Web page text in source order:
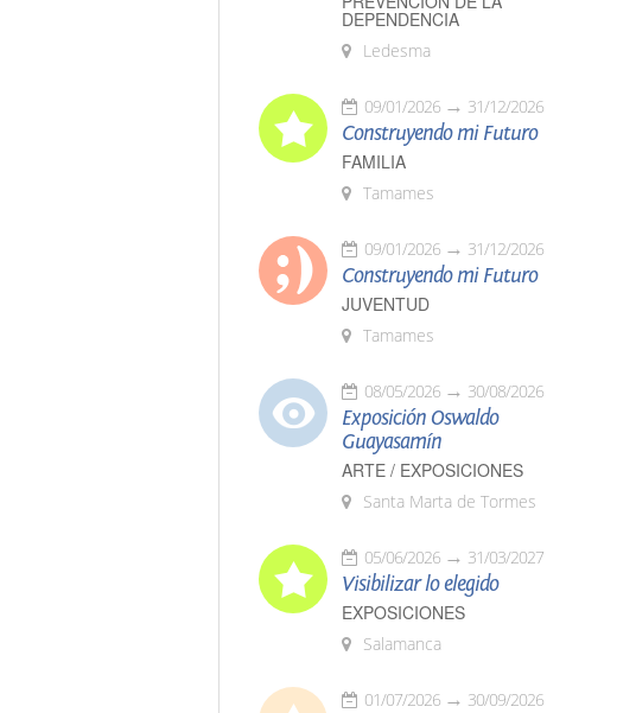
DEPENDENCIA
Ledesma
09/01/2026 31/12/2026
Construyendo mi Futuro
FAMILIA
Tamames
09/01/2026 31/12/2026
Construyendo mi Futuro
JUVENTUD
Tamames
08/05/2026 30/08/2026
Exposición Oswaldo
Guayasamín
ARTE / EXPOSICIONES
Santa Marta de Tormes
05/06/2026 31/03/2027
Visibilizar lo elegido
EXPOSICIONES
Salamanca
01/07/2026 30/09/2026